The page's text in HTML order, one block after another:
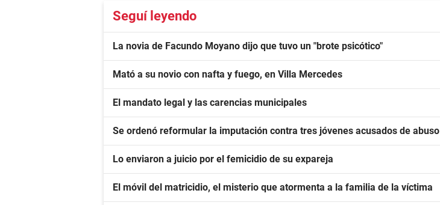
Seguí leyendo
La novia de Facundo Moyano dijo que tuvo un "brote psicótico"
Mató a su novio con nafta y fuego, en Villa Mercedes
El mandato legal y las carencias municipales
Se ordenó reformular la imputación contra tres jóvenes acusados de abuso
Lo enviaron a juicio por el femicidio de su expareja
El móvil del matricidio, el misterio que atormenta a la familia de la víctima